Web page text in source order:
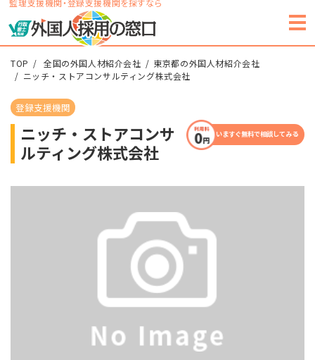
監理支援機関・登録支援機関を探すなら
TOP 全国の外国人材紹介会社
東京都の外国人材紹介会社
ニッチ・ストアコンサルティング株式会社
登録支援機関
ニッチ・ストアコンサ
ルティング株式会社
いますぐ無料で相談してみる